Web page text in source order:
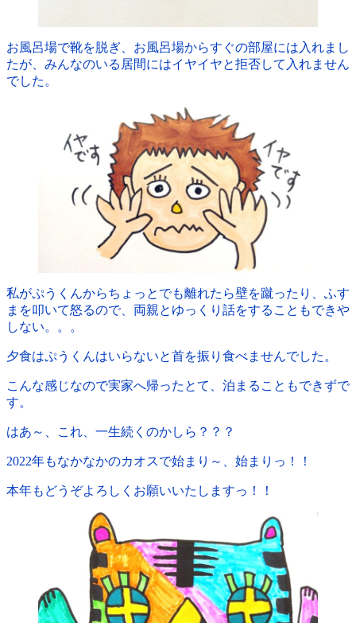
お風呂場で靴を脱ぎ、お風呂場からすぐの部屋には入れまし
たが、みんなのいる居間にはイヤイヤと拒否して入れません
でした。
私がぷうくんからちょっとでも離れたら壁を蹴ったり、ふす
まを叩いて怒るので、両親とゆっくり話をすることもできや
しない。。。
夕食はぷうくんはいらないと首を振り食べませんでした。
こんな感じなので実家へ帰ったとて、泊まることもできずで
す。
はあ～、これ、一生続くのかしら？？？
2022年もなかなかのカオスで始まり～、始まりっ！！
本年もどうぞよろしくお願いいたしますっ！！